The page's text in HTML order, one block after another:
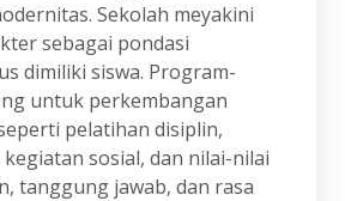
Sekolah meyakini
sebagai pondasi
dimiliki siswa. Program-
untuk perkembangan
pelatihan disiplin,
sosial, dan nilai-nilai
tanggung jawab, dan rasa